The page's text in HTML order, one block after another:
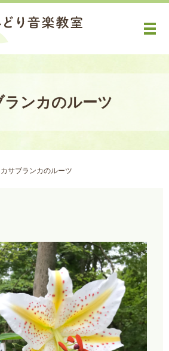
メ
ランカのルーツ
カサブランカのルーツ